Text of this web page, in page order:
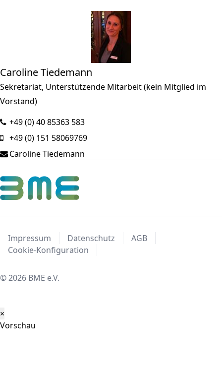
Caroline Tiedemann
Sekretariat, Unterstützende Mitarbeit (kein Mitglied im
Vorstand)
+49 (0) 40 85363 583
+49 (0) 151 58069769
Caroline Tiedemann
Impressum Datenschutz
AGB
Cookie-Konfiguration
© 2026 BME e.V.
×
Vorschau